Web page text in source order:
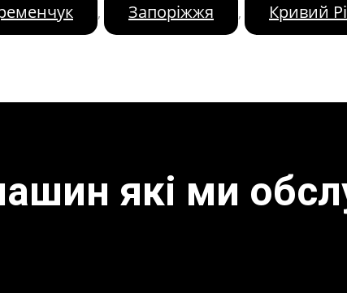
, Запоріжжя , Кривий
які ми